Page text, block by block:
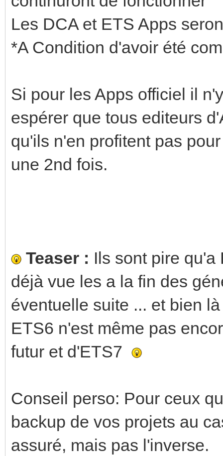
Les DCA et ETS Apps
*A Condition d'avoir été
Si pour les Apps officiel il
espérer que tous editeurs
qu'ils n'en profitent pas
une 2nd fois.
Teaser : Ils sont pire
déjà vue les a la fin des
éventuelle suite ... et bien là
ETS6 n'est même pas
futur et d'ETS7
Conseil perso: Pour ceux
backup de vos projets au
assuré, mais pas l'inverse.